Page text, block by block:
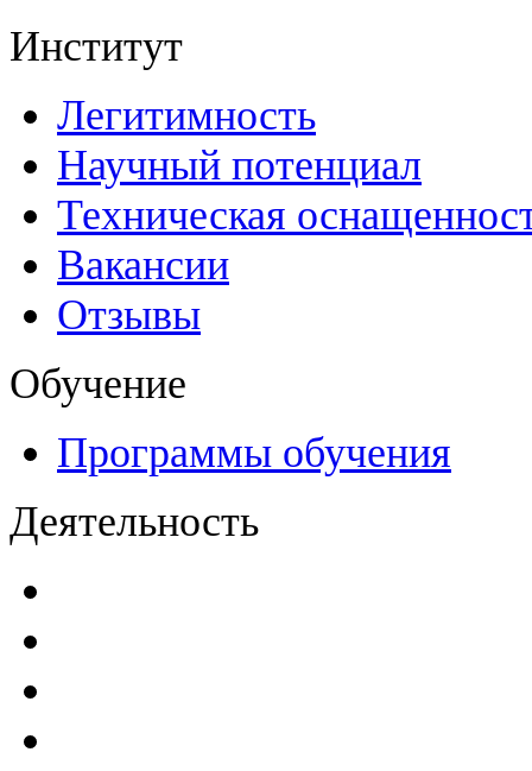
Институт
Легитимность
Научный потенциал
Техническая
Вакансии
Отзывы
Обучение
Программы обучения
Деятельность